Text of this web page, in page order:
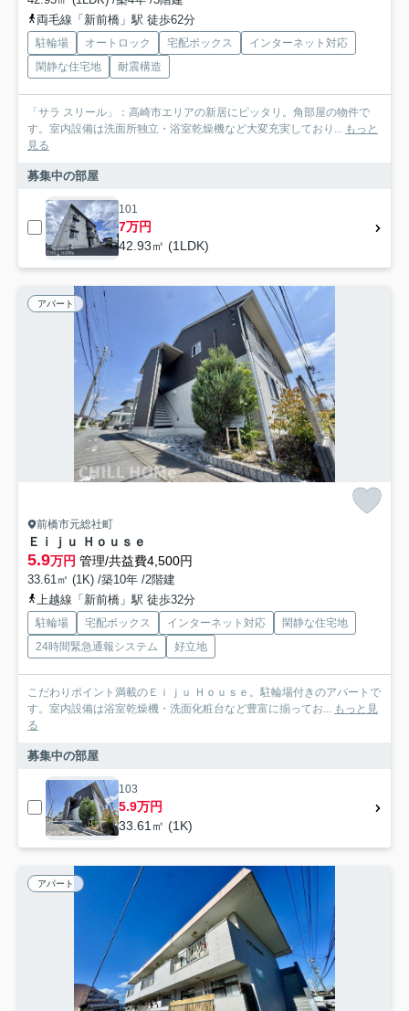
両毛線「新前橋」駅 徒歩62分
駐輪場 オートロック 宅配ボックス
インターネット対応
閑静な住宅地
耐震構造
「サラ スリール」：高崎市エリアの新居にピッタリ。角部屋の物件で
す。室内設備は洗面所独立・浴室乾燥機など大変充実しており...
もっと
見る
募集中の部屋
101
7万円
42.93㎡ (1LDK)
アパート
前橋市元総社町
Ｅｉｊｕ Ｈｏｕｓｅ
5.9万円 管理/共益費4,500円
33.61㎡ (1K) /築10年 /2階建
上越線「新前橋」駅 徒歩32分
駐輪場 宅配ボックス インターネット対応
閑静な住宅地
24時間緊急通報システム
好立地
こだわりポイント満載のＥｉｊｕ Ｈｏｕｓｅ。駐輪場付きのアパートで
す。室内設備は浴室乾燥機・洗面化粧台など豊富に揃ってお...
もっと見
る
募集中の部屋
103
5.9万円
33.61㎡ (1K)
アパート